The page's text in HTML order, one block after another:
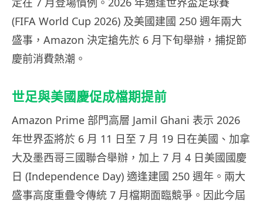
(FIFA World Cup 2026) 及美國建國 250 週年兩大
盛事，Amazon 決定搶先於 6 月下旬舉辦，捕捉節
慶前消費熱潮。
世足與美國慶促成檔期提前
Amazon Prime 部門高層 Jamil Ghani 表示 2026
年世界盃將於 6 月 11 日至 7 月 19 日在美國、加拿
大及墨西哥三國聯合舉辦，加上 7 月 4 日美國國慶
日 (Independence Day) 適逢建國 250 週年。兩大
盛事高度重疊令傳統 7 月檔期面臨競爭。因此今屆